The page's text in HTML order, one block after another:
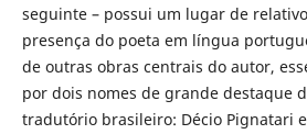
seguinte – possui um lugar de
presença do poeta em língua
de outras obras centrais do autor,
por dois nomes de grande destaque
tradutório brasileiro: Décio Pignatari